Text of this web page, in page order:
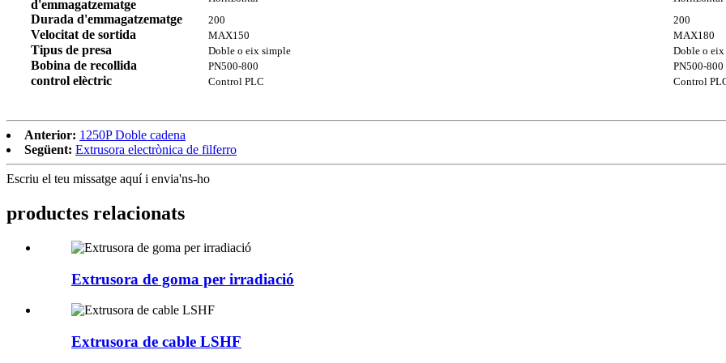
d'emmagatzematge
Durada d'emmagatzematge 200 200
Velocitat de sortida MAX150 MAX180
Tipus de presa Doble o eix simple Doble o
Bobina de recollida PN500-800 PN500-800
control elèctric Control PLC Control
Anterior: 1250P Doble cadena
Següent: Extrusora electrònica de filferro
Escriu el teu missatge aquí i envia'ns-ho
productes relacionats
Extrusora de goma per irradiació
Extrusora de cable LSHF